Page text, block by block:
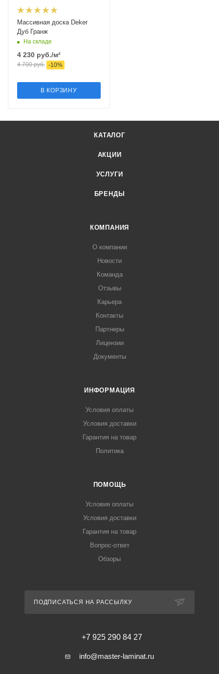
Массивная доска Deker
Дуб Гранж
На складе
4 230 руб./м²
4 700руб. -10%
В КОРЗИНУ
КАТАЛОГ
АКЦИИ
УСЛУГИ
БРЕНДЫ
КОМПАНИЯ
О компании
Новости
Команда
Отзывы
Карьера
Контакты
Партнеры
Лицензии
Документы
ИНФОРМАЦИЯ
Условия оплаты
Условия доставки
Гарантия на товар
Политика
ПОМОЩЬ
Условия оплаты
Условия доставки
Гарантия на товар
Вопрос-ответ
Обзоры
ПОДПИСАТЬСЯ НА РАССЫЛКУ
+7 925 290 84 27
info@master-laminat.ru